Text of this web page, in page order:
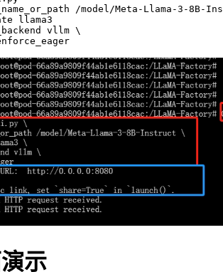
/model/Meta-Llama-3-8B-
llama3
vllm \
示